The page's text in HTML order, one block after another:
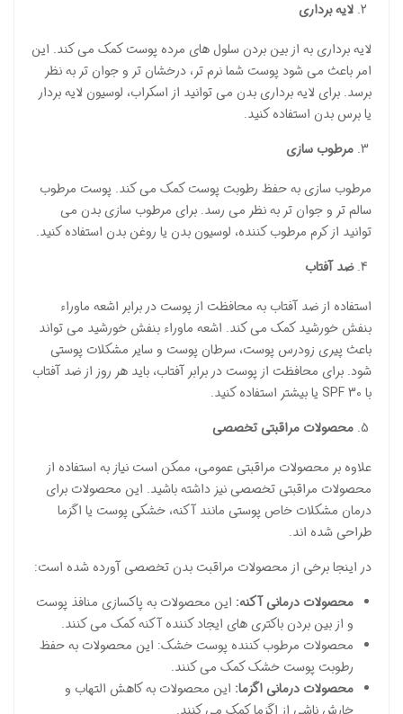
لایه برداری
لایه برداری به از بین بردن سلول های مرده پوست کمک می کند. این
امر باعث می شود پوست شما نرم تر، درخشان تر و جوان تر به نظر
برسد. برای لایه برداری بدن می توانید از اسکراب، لوسیون لایه بردار
یا برس بدن استفاده کنید.
مرطوب سازی
مرطوب سازی به حفظ رطوبت پوست کمک می کند. پوست مرطوب
سالم تر و جوان تر به نظر می رسد. برای مرطوب سازی بدن می
توانید از کرم مرطوب کننده، لوسیون بدن یا روغن بدن استفاده کنید.
ضد آفتاب
استفاده از ضد آفتاب به محافظت از پوست در برابر اشعه ماوراء
بنفش خورشید کمک می کند. اشعه ماوراء بنفش خورشید می تواند
باعث پیری زودرس پوست، سرطان پوست و سایر مشکلات پوستی
شود. برای محافظت از پوست در برابر آفتاب، باید هر روز از ضد آفتاب
با SPF 30 یا بیشتر استفاده کنید.
محصولات مراقبتی تخصصی
علاوه بر محصولات مراقبتی عمومی، ممکن است نیاز به استفاده از
محصولات مراقبتی تخصصی نیز داشته باشید. این محصولات برای
درمان مشکلات خاص پوستی مانند آکنه، خشکی پوست یا اگزما
طراحی شده اند.
در اینجا برخی از محصولات مراقبت بدن تخصصی آورده شده است:
محصولات درمانی آکنه: این محصولات به پاکسازی منافذ پوست
و از بین بردن باکتری های ایجاد کننده آکنه کمک می کنند.
محصولات مرطوب کننده پوست خشک: این محصولات به حفظ
رطوبت پوست خشک کمک می کنند.
محصولات درمانی اگزما: این محصولات به کاهش التهاب و